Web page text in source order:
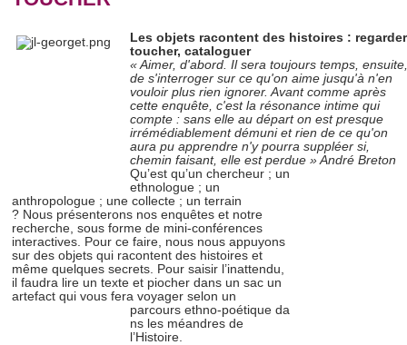
Les objets racontent des histoires :
toucher, cataloguer
« Aimer, d'abord. Il sera toujours temps, ensuite,
de s'interroger sur ce qu'on aime jusqu'à n'en
vouloir plus rien ignorer. Avant comme après
cette enquête, c'est la résonance intime qui
compte : sans elle au départ on est presque
irrémédiablement démuni et rien de ce qu'on
aura pu apprendre n'y pourra suppléer si,
chemin faisant, elle est perdue » André Breton
Qu’est qu’un chercheur ; un
ethnologue ; un
anthropologue ; une collecte ; un terrain
? Nous présenterons nos enquêtes et notre
recherche, sous forme de mini-conférences
interactives. Pour ce faire, nous nous appuyons
sur des objets qui racontent des histoires et
même quelques secrets. Pour saisir l’inattendu,
il faudra lire un texte et piocher dans un sac un
artefact qui vous fera voyager selon un
parcours ethno-poétique da
ns les méandres de
l’Histoire.